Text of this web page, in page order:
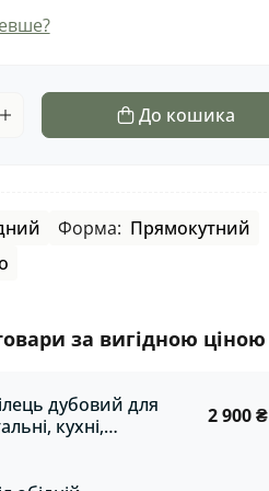
До кошика
Форма: Прямокутний
за вигідною ціною
дубовий для
кухні,
2 900 ₴